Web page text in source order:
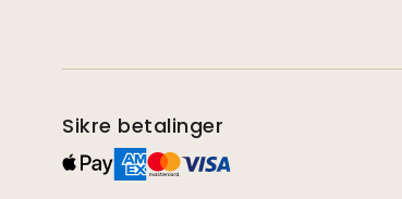
Sikre betalinger